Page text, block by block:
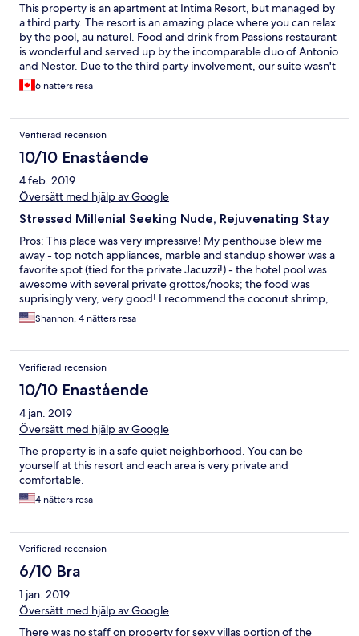
This property is an apartment at Intima Resort, but managed by
a third party. The resort is an amazing place where you can relax
by the pool, au naturel. Food and drink from Passions restaurant
is wonderful and served up by the incomparable duo of Antonio
and Nestor. Due to the third party involvement, our suite wasn't
ready for us when we arrived and communication with the
management company was not good. The suite also needs
should. We'll definitely be returning to Intima, but will book
directly through the resort next time.
6 nätters resa
Verifierad recension
10/10 Enastående
4 feb. 2019
Översätt med hjälp av Google
Stressed Millenial Seeking Nude, Rejuvenating Stay
Pros: This place was very impressive! My penthouse blew me
away - top notch appliances, marble and standup shower was a
favorite spot (tied for the private Jacuzzi!) - the hotel pool was
awesome with several private grottos/nooks; the food was
suprisingly very, very good! I recommend the coconut shrimp,
carne asada and vacio! Nestor was a favorite at the bar!! It's
super quiet at night and during the day - felt very isolated
made small repairs (nothing major, but was on it)! Cons: Location
- can't walk to much, nothing around you at night - getting a cab
was a challenge About 20 mins from the beach each way
Shannon, 4 nätters resa
Verifierad recension
10/10 Enastående
4 jan. 2019
Översätt med hjälp av Google
The property is in a safe quiet neighborhood. You can be
yourself at this resort and each area is very private and
comfortable.
4 nätters resa
Verifierad recension
6/10 Bra
1 jan. 2019
Översätt med hjälp av Google
There was no staff on property for sexy villas portion of the